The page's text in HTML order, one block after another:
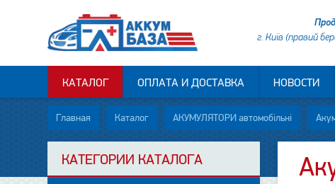
г. Київ (правий
КАТАЛОГ ОПЛАТА И ДОСТАВКА НОВОСТИ
Главная Каталог АКУМУЛЯТОРИ автомобільні
КАТЕГОРИИ КАТАЛОГА